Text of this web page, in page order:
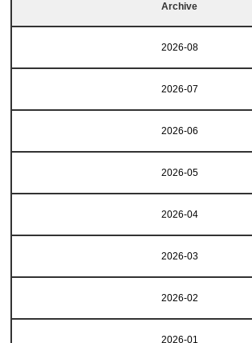
Archive
2026-08
2026-07
2026-06
2026-05
2026-04
2026-03
2026-02
2026-01